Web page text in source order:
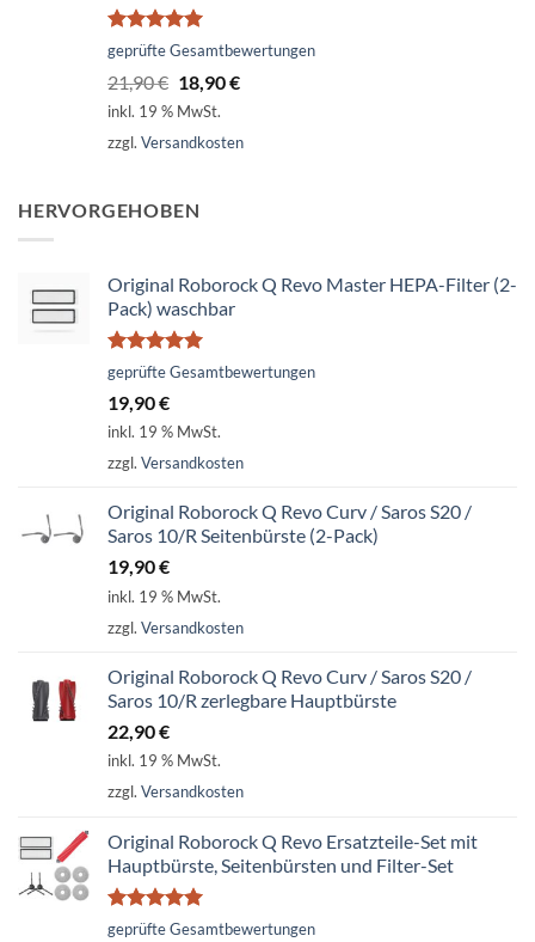
Bewertet
von 5
geprüfte Gesamtbewertungen
21,90€ Ursprünglicher
Preis
21,90 €
18,90€Aktueller
18,90 €.
inkl. 19 % MwSt.
zzgl. Versandkosten
HERVORGEHOBEN
Original Roborock Q Revo Master HEPA-Filter (2-
Pack) waschbar
Bewertet
von 5
geprüfte Gesamtbewertungen
19,90€
inkl. 19 % MwSt.
zzgl. Versandkosten
Original Roborock Q Revo Curv / Saros S20 /
Saros 10/R Seitenbürste (2-Pack)
19,90€
inkl. 19 % MwSt.
zzgl. Versandkosten
Original Roborock Q Revo Curv / Saros S20 /
Saros 10/R zerlegbare Hauptbürste
22,90€
inkl. 19 % MwSt.
zzgl. Versandkosten
Original Roborock Q Revo Ersatzteile-Set mit
Hauptbürste, Seitenbürsten und Filter-Set
Bewertet
geprüfte Gesamtbewertungen